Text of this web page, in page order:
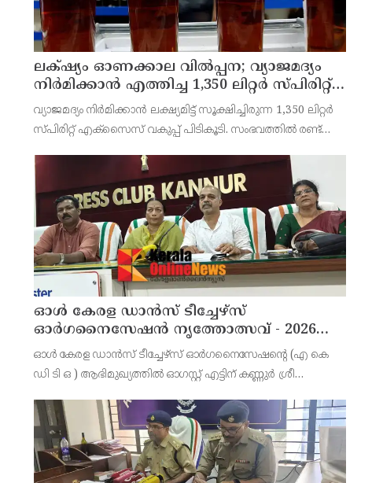
ലക്‌ഷ്യം ഓണക്കാല വിൽപ്പന; വ്യാജമദ്യം
നിർമിക്കാൻ എത്തിച്ച 1,350 ലിറ്റർ സ്പിരിറ്റ്
പിടികൂടി; രണ്ട് പേർ അറസ്റ്റിൽ
വ്യാജമദ്യം നിർമിക്കാൻ ലക്ഷ്യമിട്ട് സൂക്ഷിച്ചിരുന്ന 1,350 ലിറ്റർ
സ്പിരിറ്റ് എക്സൈസ് വകുപ്പ് പിടികൂടി. സംഭവത്തിൽ രണ്ട്
അങ്കമാലിയിലെ കോട്ടക്കുളങ്ങരയിലെ ഹോളോബ്രിക
ഓൾ കേരള ഡാൻസ് ടീച്ചേഴ്സ്
ഓർഗനൈസേഷൻ നൃത്തോത്സവ് - 2026
എട്ടിന് കണ്ണൂരിൽ
ഓൾ കേരള ഡാൻസ് ടീച്ചേഴ്സ് ഓർഗനൈസേഷൻ്റെ (എ കെ
ഡി ടി ഒ ) ആഭിമുഖ്യത്തിൽ ഓഗസ്റ്റ് എട്ടിന് കണ്ണുർ ശ്രീ
നടത്തുമെന്ന് സംഘാടകർ കണ്ണൂർ പ്രസ് ക്ളബ്ബിൽ വാർത്താ
സമ